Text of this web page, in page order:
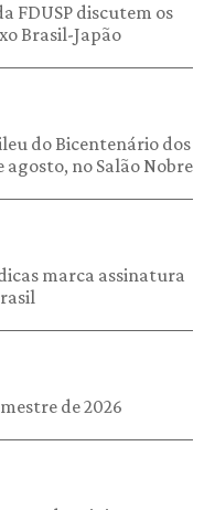
FDUSP discutem os
Brasil-Japão
do Bicentenário dos
agosto, no Salão Nobre
marca assinatura
de 2026